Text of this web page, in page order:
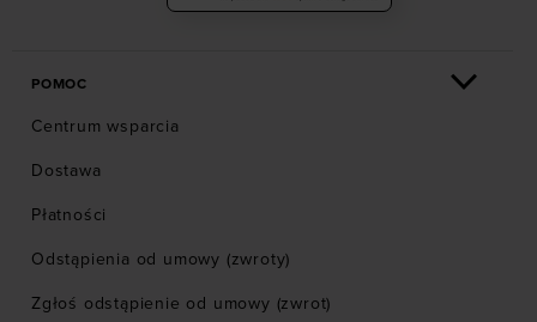
POMOC
Centrum wsparcia
Dostawa
Płatności
Odstąpienia od umowy (zwroty)
Zgłoś odstąpienie od umowy (zwrot)